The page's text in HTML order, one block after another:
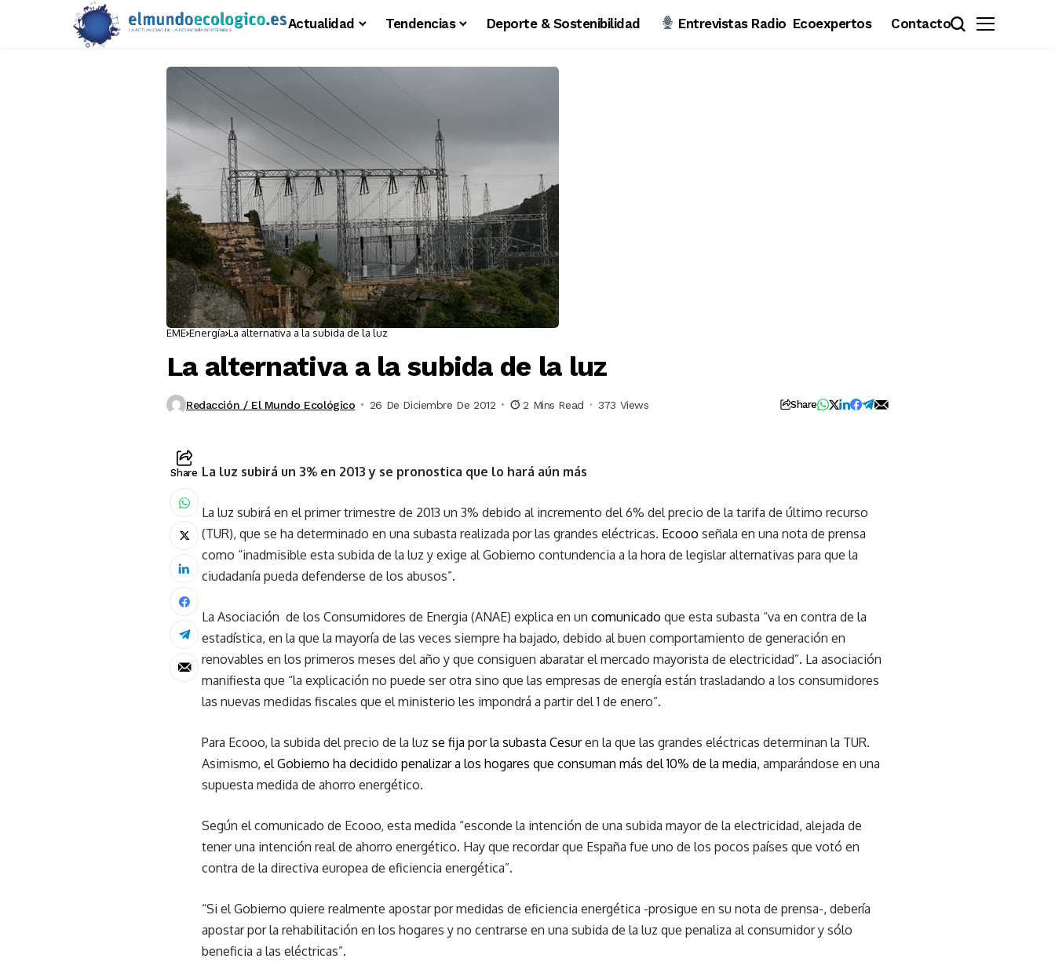
Actualidad Tendencias Deporte & Sostenibilidad Entrevistas Radio Ecoexpertos Contacto
EME Energía La alternativa a la subida de la luz
La alternativa a la subida de la luz
Redacción / El Mundo Ecológico 26 De Diciembre De 2012 2 Mins Read 373 Views Share
Share La luz subirá un 3% en 2013 y se pronostica que lo hará aún más
La luz subirá en el primer trimestre de 2013 un 3% debido al incremento del 6% del precio de la tarifa de último recurso
(TUR), que se ha determinado en una subasta realizada por las grandes eléctricas. Ecooo señala en una nota de prensa
como “inadmisible esta subida de la luz y exige al Gobierno contundencia a la hora de legislar alternativas para que la
ciudadanía pueda defenderse de los abusos”.
La Asociación de los Consumidores de Energia (ANAE) explica en un comunicado que esta subasta “va en contra de la
estadística, en la que la mayoría de las veces siempre ha bajado, debido al buen comportamiento de generación en
renovables en los primeros meses del año y que consiguen abaratar el mercado mayorista de electricidad”. La asociación
manifiesta que “la explicación no puede ser otra sino que las empresas de energía están trasladando a los consumidores
las nuevas medidas fiscales que el ministerio les impondrá a partir del 1 de enero”.
Para Ecooo, la subida del precio de la luz se fija por la subasta Cesuren la que las grandes eléctricas determinan la TUR.
Asimismo, el Gobierno ha decidido penalizar a los hogares que consuman más del 10% de la media, amparándose en una
supuesta medida de ahorro energético.
Según el comunicado de Ecooo, esta medida “esconde la intención de una subida mayor de la electricidad, alejada de
tener una intención real de ahorro energético. Hay que recordar que España fue uno de los pocos países que votó en
contra de la directiva europea de eficiencia energética”.
“Si el Gobierno quiere realmente apostar por medidas de eficiencia energética -prosigue en su nota de prensa-, debería
apostar por la rehabilitación en los hogares y no centrarse en una subida de la luz que penaliza al consumidor y sólo
beneficia a las eléctricas”.